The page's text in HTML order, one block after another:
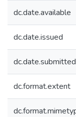
dc.date.available
dc.date.issued
dc.date.submitted
dc.format.extent